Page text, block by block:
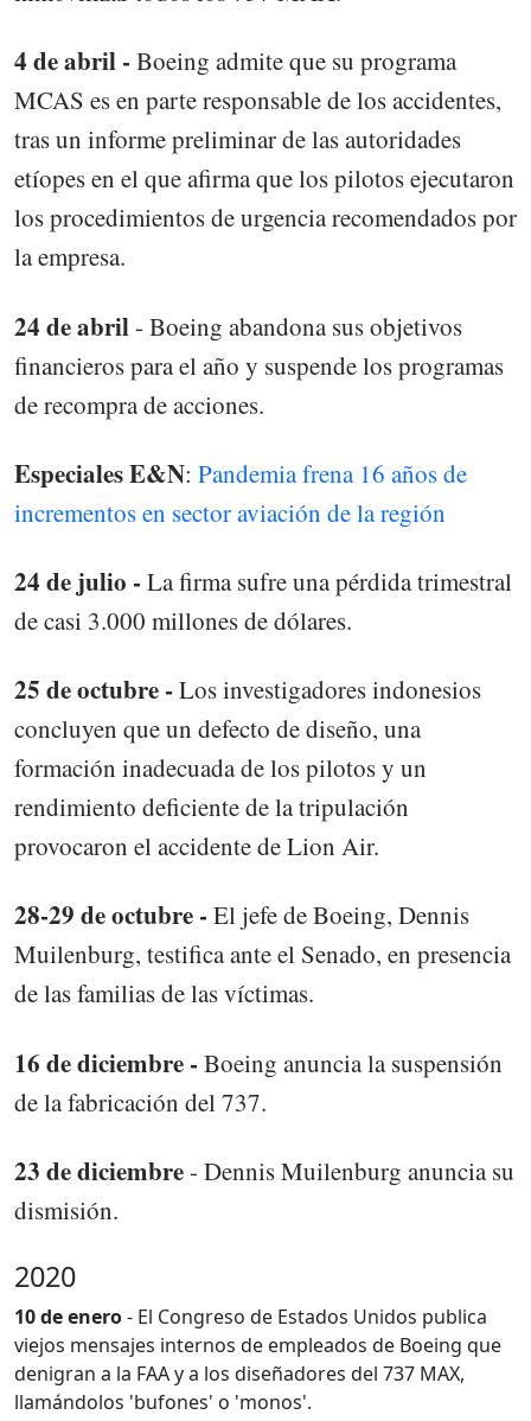
4 de abril - Boeing admite que su programa
MCAS es en parte responsable de los accidentes,
tras un informe preliminar de las autoridades
etíopes en el que afirma que los pilotos ejecutaron
los procedimientos de urgencia recomendados por
la empresa.
24 de abril- Boeing abandona sus objetivos
financieros para el año y suspende los programas
de recompra de acciones.
Especiales E&N: Pandemia frena 16 años de
incrementos en sector aviación de la región
24 de julio - La firma sufre una pérdida trimestral
de casi 3.000 millones de dólares.
25 de octubre - Los investigadores indonesios
concluyen que un defecto de diseño, una
formación inadecuada de los pilotos y un
rendimiento deficiente de la tripulación
provocaron el accidente de Lion Air.
28-29 de octubre - El jefe de Boeing, Dennis
Muilenburg, testifica ante el Senado, en presencia
de las familias de las víctimas.
16 de diciembre - Boeing anuncia la suspensión
de la fabricación del 737.
23 de diciembre- Dennis Muilenburg anuncia su
dismisión.
2020
10 de enero- El Congreso de Estados Unidos publica
viejos mensajes internos de empleados de Boeing que
denigran a la FAA y a los diseñadores del 737 MAX,
llamándolos 'bufones' o 'monos'.